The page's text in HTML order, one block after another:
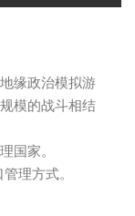
缘政治模拟游
模的战斗相结
国家。
理方式。